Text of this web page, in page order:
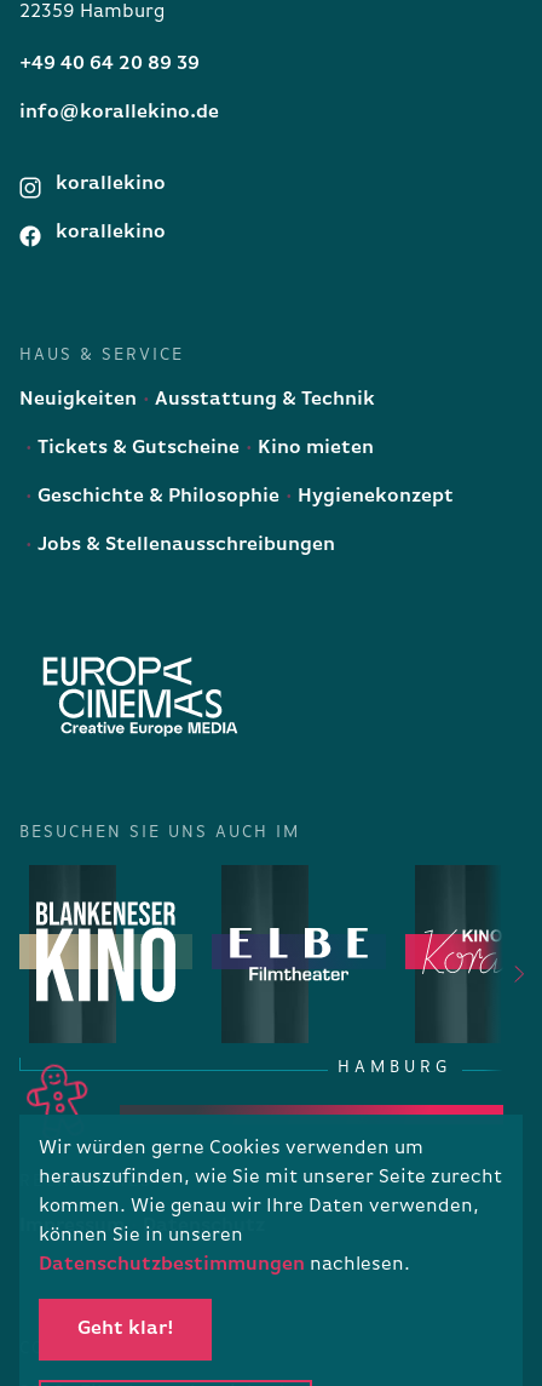
Wir würden gerne Cookies verwenden um
herauszufinden, wie Sie mit unserer Seite zurecht
kommen. Wie genau wir Ihre Daten verwenden,
können Sie in unseren
Datenschutzbestimmungen nachlesen.
Geht klar!
22359 Hamburg
+49 40 64 20 89 39
info@korallekino.de
korallekino
korallekino
HAUS & SERVICE
Neuigkeiten Ausstattung & Technik
Tickets & Gutscheine Kino mieten
Geschichte & Philosophie Hygienekonzept
Jobs & Stellenausschreibungen
BESUCHEN SIE UNS AUCH IM
HAMBURG
RECHTLICHES
Impressum Datenschutz